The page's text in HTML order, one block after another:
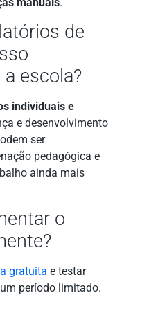
de
escola?
individuais e
e desenvolvimento
ser
pedagógica e
ainda mais
o
gratuita e testar
período limitado.